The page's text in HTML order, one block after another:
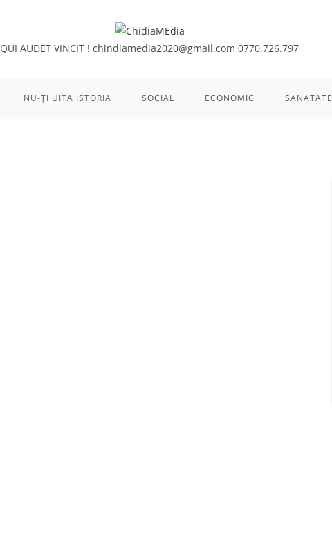
QUI AUDET VINCIT ! chindiamedia2020@gmail.com 0770.726.797
NU-ȚI UITA ISTORIA SOCIAL ECONOMIC SANATATE